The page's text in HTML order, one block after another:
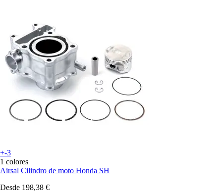
+-3
1 colores
Airsal Cilindro de moto Honda SH
Desde 198,38 €